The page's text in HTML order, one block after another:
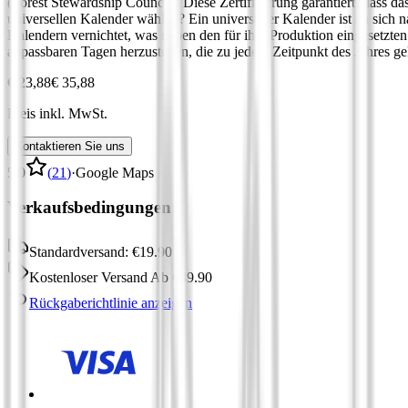
universellen Kalender wählen? Ein universeller Kalender ist an sich
Kalendern vernichtet, was neben den für ihre Produktion
anpassbaren Tagen herzustellen, die zu jedem Zeitpunkt des
€ 23,88€ 35,88
Preis inkl. MwSt.
Kontaktieren Sie uns
5,0 (21)·Google Maps
Verkaufsbedingungen:
Standardversand: €19.90
Kostenloser Versand Ab
49.90
Rückgaberichtlinie anzeigen